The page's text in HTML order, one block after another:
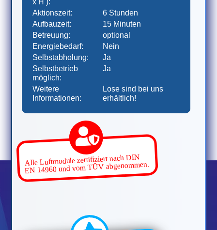
Aktionszeit:
6 Stunden
Aufbauzeit:
15 Minuten
Betreuung:
optional
Energiebedarf:
Nein
Selbstabholung:
Ja
Selbstbetrieb
möglich:
Ja
Weitere
Informationen:
Lose sind bei uns
erhältlich!
Alle Luftmodule zertifiziert nach DIN
EN 14960 und vom TÜV abgenommen.